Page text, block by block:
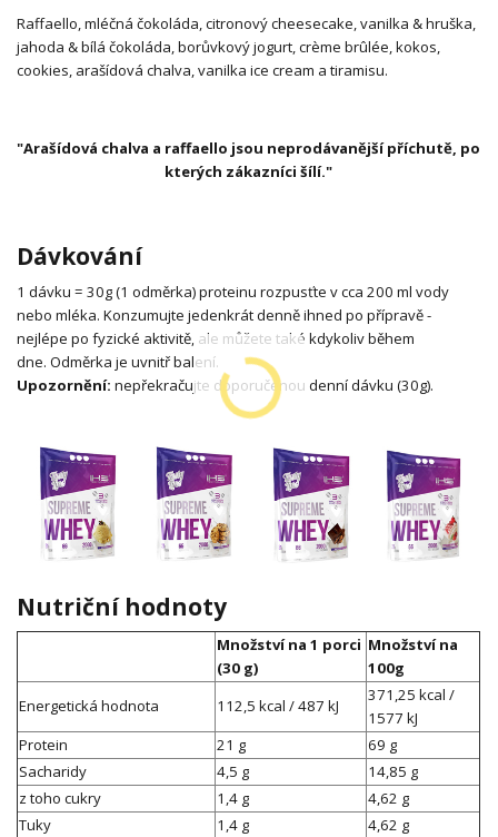
Raffaello, mléčná čokoláda, citronový cheesecake, vanilka & hruška,
jahoda & bílá čokoláda, borůvkový jogurt, crème brûlée, kokos,
cookies, arašídová chalva, vanilka ice cream a tiramisu.
"Arašídová chalva a raffaello jsou neprodávanější příchutě, po
kterých zákazníci šílí."
Dávkování
1 dávku = 30g (1 odměrka) proteinu rozpusťte v cca 200 ml vody
nebo mléka. Konzumujte jedenkrát denně ihned po přípravě -
nejlépe po fyzické aktivitě, ale můžete také kdykoliv během
dne. Odměrka je uvnitř balení.
Upozornění: nepřekračujte doporučenou denní dávku (30g).
Nutriční hodnoty
Množství na 1 porci
(30 g)
Množství na
100g
Energetická hodnota
112,5 kcal / 487 kJ
371,25 kcal /
1577 kJ
Protein
21 g
69 g
Sacharidy
4,5 g
14,85 g
z toho cukry
1,4 g
4,62 g
Tuky
1,4 g
4,62 g